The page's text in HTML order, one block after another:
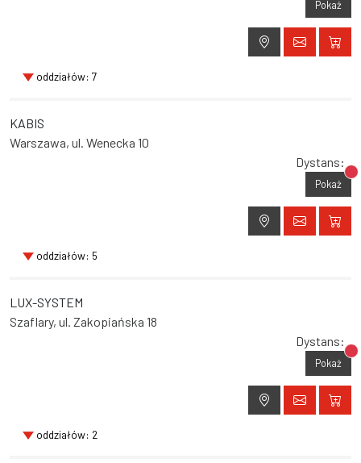
Pokaż
oddziałów: 7
KABIS
Warszawa, ul. Wenecka 10
Dystans:
Pokaż
oddziałów: 5
LUX-SYSTEM
Szaflary, ul. Zakopiańska 18
Dystans:
Pokaż
oddziałów: 2